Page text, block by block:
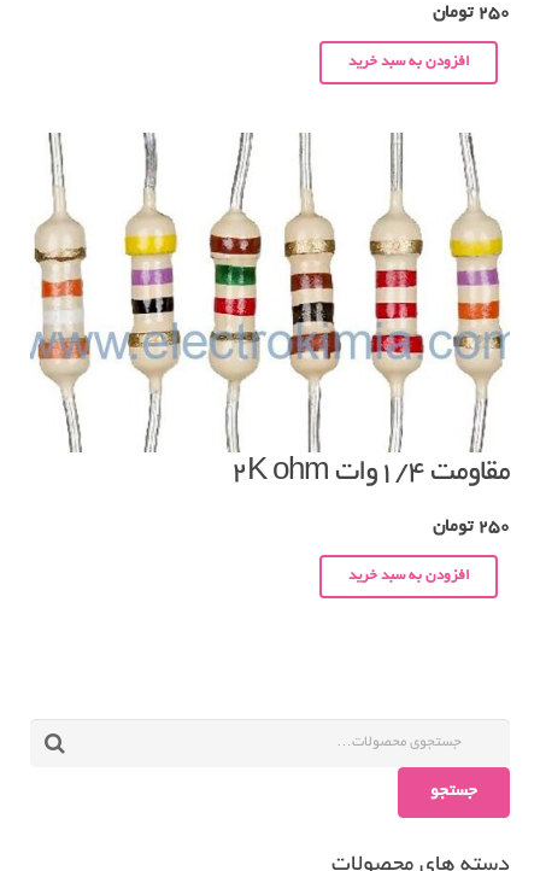
250 تومان
افزودن به سبد خرید
مقاومت ۱/۴وات ۲K ohm
250 تومان
افزودن به سبد خرید
جستجو
دسته های محصولات